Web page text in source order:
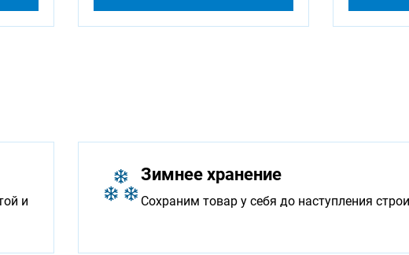
и
Зимнее хранение
Сохраним товар у себя до наступления